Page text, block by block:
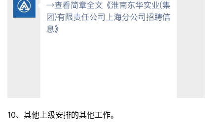
10、其他上级安排的其他工作。